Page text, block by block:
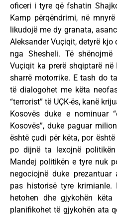
oficeri i tyre që fshatin
Kamp përqëndrimi, në
likudojë me dy granata,
Aleksander Vuçiqit, detyrë
nga Shesheli. Të
Vuçiqit ka prerë shqiptarë
sharrë motorrike. E tash do
të dialogohet me këta
“terrorist” të UÇK-ës, kanë
Kosovës duke e nominuar
Kosovës”, duke paguar
është çudi për këta, por
po dijnë ta lexojnë
Mandej politikën e tyre nuk
negociojnë duke
pas historisë tyre
hetohen dhe gjykohën
planifikohet të gjykohën ata